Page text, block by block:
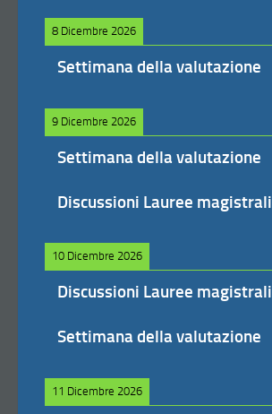
8 Dicembre 2026
Settimana della valutazione
9 Dicembre 2026
Settimana della valutazione
Discussioni Lauree magistrali
10 Dicembre 2026
Discussioni Lauree magistrali
Settimana della valutazione
11 Dicembre 2026